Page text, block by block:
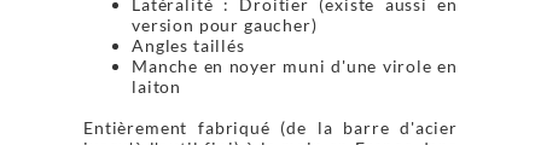
Latéralité : Droitier (existe aussi en
version pour gaucher)
Angles taillés
Manche en noyer muni d'une virole en
laiton
Entièrement fabriqué (de la barre d'acier